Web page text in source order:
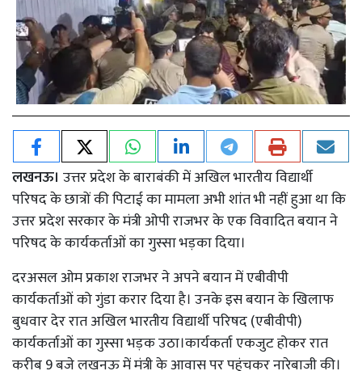
लखनऊ। उत्तर प्रदेश के बाराबंकी में अखिल भारतीय विद्यार्थी
परिषद के छात्रों की पिटाई का मामला अभी शांत भी नहीं हुआ था कि
उत्तर प्रदेश सरकार के मंत्री ओपी राजभर के एक विवादित बयान ने
परिषद के कार्यकर्ताओं का गुस्सा भड़का दिया।
दरअसल ओम प्रकाश राजभर ने अपने बयान में एबीवीपी
कार्यकर्ताओं को गुंडा करार दिया है। उनके इस बयान के खिलाफ
बुधवार देर रात अखिल भारतीय विद्यार्थी परिषद (एबीवीपी)
कार्यकर्ताओं का गुस्सा भड़क उठा।कार्यकर्ता एकजुट होकर रात
करीब 9 बजे लखनऊ में मंत्री के आवास पर पहुंचकर नारेबाजी की।